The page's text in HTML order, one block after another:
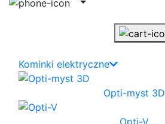
Kominki elektryczne
Opti-myst 3D